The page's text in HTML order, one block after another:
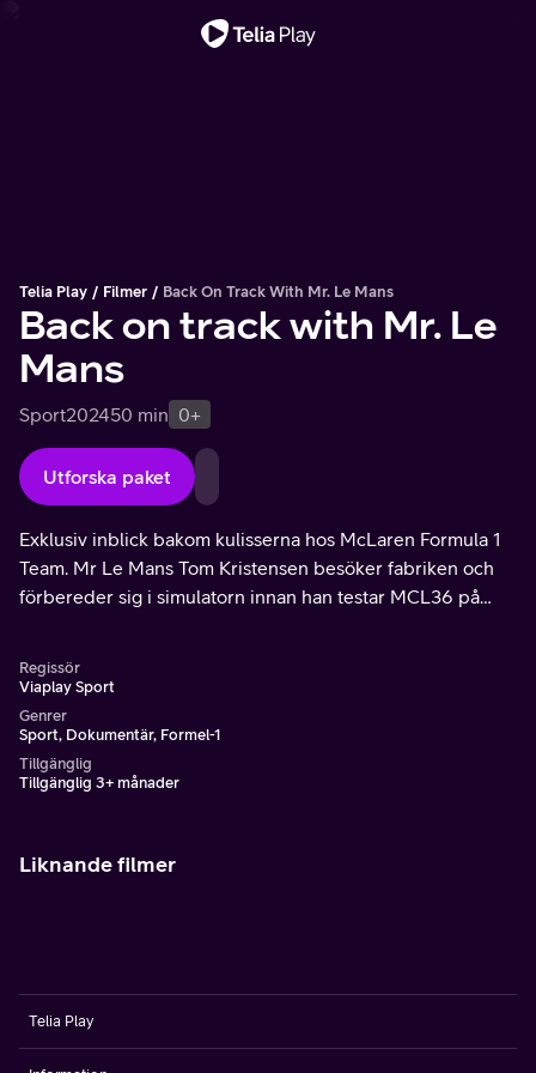
Telia Play Filmer Back On Track With Mr. Le Mans
Back on track with Mr. Le
Mans
Sport202450 min 0+
Utforska paket
Exklusiv inblick bakom kulisserna hos McLaren Formula 1
Team. Mr Le Mans Tom Kristensen besöker fabriken och
förbereder sig i simulatorn innan han testar MCL36 på
Regissör
Viaplay Sport
Genrer
Sport, Dokumentär, Formel-1
Tillgänglig
Tillgänglig 3+ månader
Liknande filmer
Telia Play